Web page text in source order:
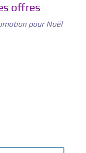
offres
pour Noël